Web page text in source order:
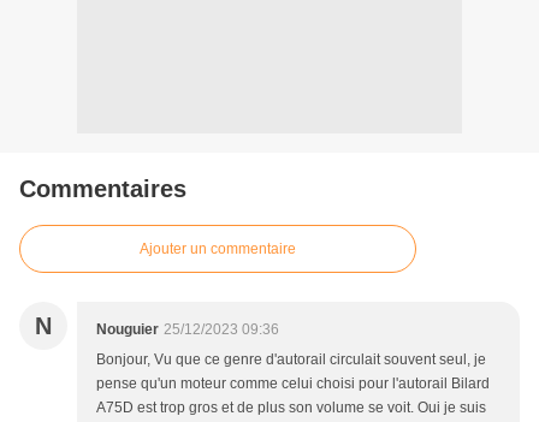
Commentaires
Ajouter un commentaire
N Nouguier 25/12/2023 09:36
Bonjour, Vu que ce genre d'autorail circulait souvent seul, je
pense qu'un moteur comme celui choisi pour l'autorail Bilard
A75D est trop gros et de plus son volume se voit. Oui je suis